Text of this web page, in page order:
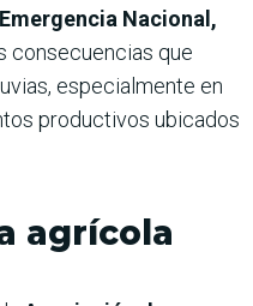
Nacional,
consecuencias que
especialmente en
productivos ubicados
agrícola